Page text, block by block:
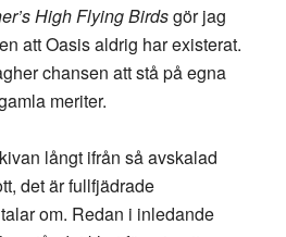
High Flying Birdsgör jag
att Oasis aldrig har existerat.
chansen att stå på egna
meriter.
långt ifrån så avskalad
det är fullfjädrade
om. Redan i inledande